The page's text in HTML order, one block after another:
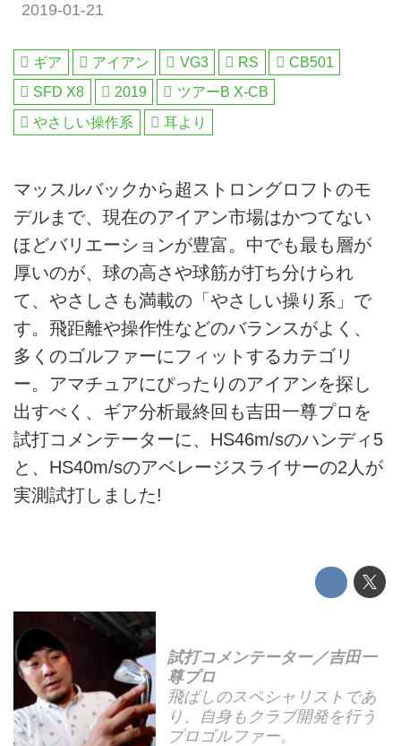
2019-01-21
ギア アイアン VG3 RS
CB501
SFD X8
2019
ツアーB X-CB
やさしい操作系
耳より
マッスルバックから超ストロングロフトのモ
デルまで、現在のアイアン市場はかつてない
ほどバリエーションが豊富。中でも最も層が
厚いのが、球の高さや球筋が打ち分けられ
て、やさしさも満載の「やさしい操り系」で
す。飛距離や操作性などのバランスがよく、
多くのゴルファーにフィットするカテゴリ
ー。アマチュアにぴったりのアイアンを探し
出すべく、ギア分析最終回も吉田一尊プロを
試打コメンテーターに、HS46m/sのハンディ5
と、HS40m/sのアベレージスライサーの2人が
実測試打しました!
試打コメンテーター／吉田一
尊プロ
飛ばしのスペシャリストであ
り、自身もクラブ開発を行う
プロゴルファー。